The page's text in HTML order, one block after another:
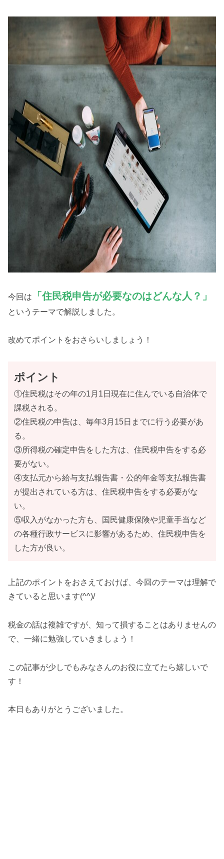
今回は 「住民税申告が必要なのはどんな人？」
というテーマで解説しました。
改めてポイントをおさらいしましょう！
ポイント
①住民税はその年の1月1日現在に住んでいる自治体で
課税される。
②住民税の申告は、毎年3月15日までに行う必要があ
る。
③所得税の確定申告をした方は、住民税申告をする必
要がない。
④支払元から給与支払報告書・公的年金等支払報告書
が提出されている方は、住民税申告をする必要がな
い。
⑤収入がなかった方も、国民健康保険や児童手当など
の各種行政サービスに影響があるため、住民税申告を
した方が良い。
上記のポイントをおさえておけば、今回のテーマは理解で
きていると思います(^^)/
税金の話は複雑ですが、知って損することはありませんの
で、一緒に勉強していきましょう！
この記事が少しでもみなさんのお役に立てたら嬉しいで
す！
本日もありがとうございました。